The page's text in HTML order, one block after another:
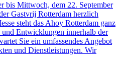
bis Mittwoch, dem 22. September
Gastvrij Rotterdam herzlich
steht das Ahoy Rotterdam ganz
und Entwicklungen innerhalb der
Sie ein umfassendes Angebot
und Dienstleistungen. Wir